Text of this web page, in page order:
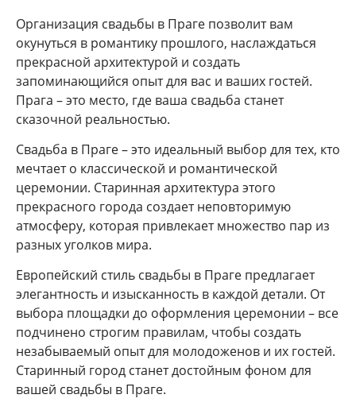
Организация свадьбы в Праге позволит вам
окунуться в романтику прошлого, наслаждаться
прекрасной архитектурой и создать
запоминающийся опыт для вас и ваших гостей.
Прага – это место, где ваша свадьба станет
сказочной реальностью.
Свадьба в Праге – это идеальный выбор для тех, кто
мечтает о классической и романтической
церемонии. Старинная архитектура этого
прекрасного города создает неповторимую
атмосферу, которая привлекает множество пар из
разных уголков мира.
Европейский стиль свадьбы в Праге предлагает
элегантность и изысканность в каждой детали. От
выбора площадки до оформления церемонии – все
подчинено строгим правилам, чтобы создать
незабываемый опыт для молодоженов и их гостей.
Старинный город станет достойным фоном для
вашей свадьбы в Праге.